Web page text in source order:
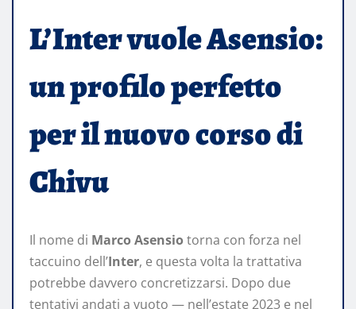
L’Inter vuole Asensio:
un profilo perfetto
per il nuovo corso di
Chivu
Il nome di Marco Asensio torna con forza nel
taccuino dell’Inter, e questa volta la trattativa
potrebbe davvero concretizzarsi. Dopo due
tentativi andati a vuoto — nell’estate 2023 e nel